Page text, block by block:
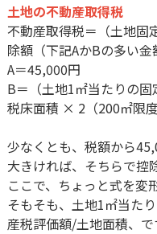
土地の不動産取得税
不動産取得税＝（土地
除額（下記AかBの多い金
A＝45,000円
B＝（土地1㎡当たりの
税床面積 × 2（200㎡限
少なくとも、税額から
大きければ、そちらで控
ここで、ちょっと式を変
そもそも、土地1㎡当た
産税評価額/土地面積、